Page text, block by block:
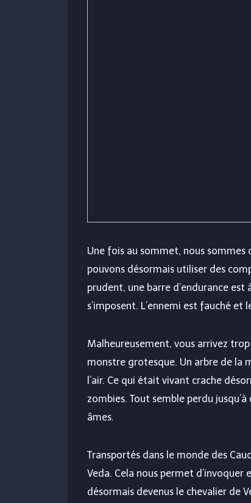
Une fois au sommet, nous sommes
pouvons désormais utiliser des
prudent, une barre d’endurance
s’imposent. L’ennemi est fauché et
Malheureusement, vous arrivez
monstre grotesque. Un arbre de la
l’air. Ce qui était vivant crache
zombies. Tout semble perdu
âmes.
Transportés dans le monde des
Veda. Cela nous permet d’invoquer
désormais devenus le chevalier de